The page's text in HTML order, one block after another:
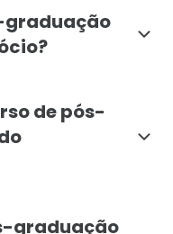
graduação
de pós-
graduação